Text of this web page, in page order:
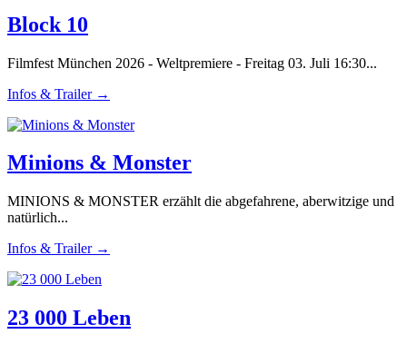
Block 10
Filmfest München 2026 - Weltpremiere - Freitag 03. Juli 16:30...
Infos & Trailer →
Minions & Monster
MINIONS & MONSTER erzählt die abgefahrene, aberwitzige und
natürlich...
Infos & Trailer →
23 000 Leben